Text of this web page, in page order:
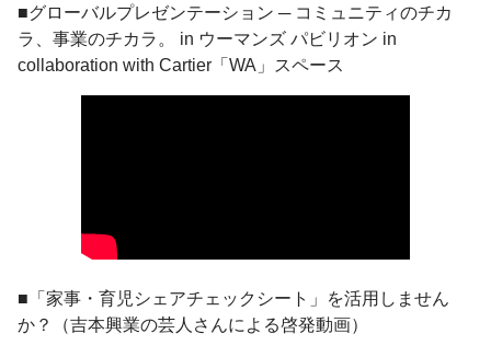
■グローバルプレゼンテーション ─ コミュニティのチカ
ラ、事業のチカラ。 in ウーマンズ パビリオン in
collaboration with Cartier「WA」スペース
■「家事・育児シェアチェックシート」を活用しません
か？（吉本興業の芸人さんによる啓発動画）